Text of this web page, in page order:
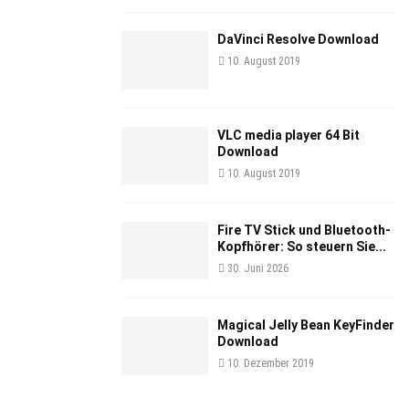
DaVinci Resolve Download
10. August 2019
VLC media player 64 Bit
Download
10. August 2019
Fire TV Stick und Bluetooth-
Kopfhörer: So steuern Sie...
30. Juni 2026
Magical Jelly Bean KeyFinder
Download
10. Dezember 2019